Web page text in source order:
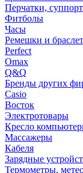
Перчатки,
Фитболы
Часы
Ремешки и
Perfect
Omax
Q&Q
Бренды других
Casio
Восток
Электротовары
Кресло
Массажеры
Кабеля
Зарядные
Термометры,